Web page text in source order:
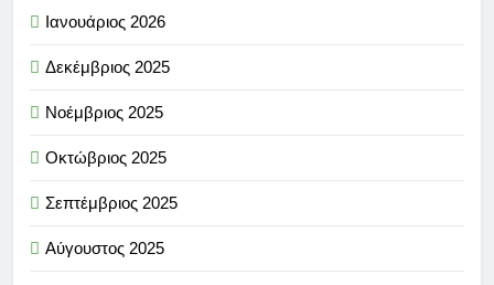
Ιανουάριος 2026
Δεκέμβριος 2025
Νοέμβριος 2025
Οκτώβριος 2025
Σεπτέμβριος 2025
Αύγουστος 2025